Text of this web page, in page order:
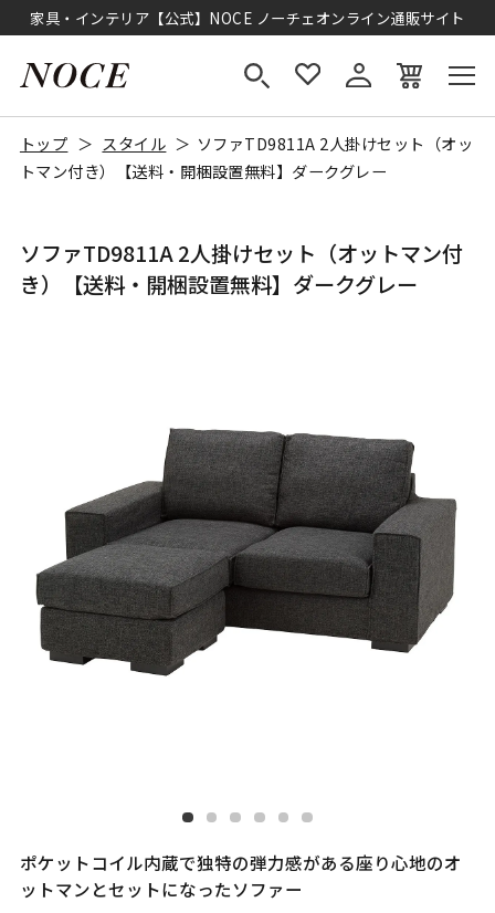
家具・インテリア【公式】NOCE ノーチェオンライン通販サイト
トップ スタイル
ソファTD9811A 2人掛けセット（オッ
トマン付き）【送料・開梱設置無料】ダークグレー
ソファTD9811A 2人掛けセット（オットマン付
き）【送料・開梱設置無料】ダークグレー
ポケットコイル内蔵で独特の弾力感がある座り心地のオ
ットマンとセットになったソファー